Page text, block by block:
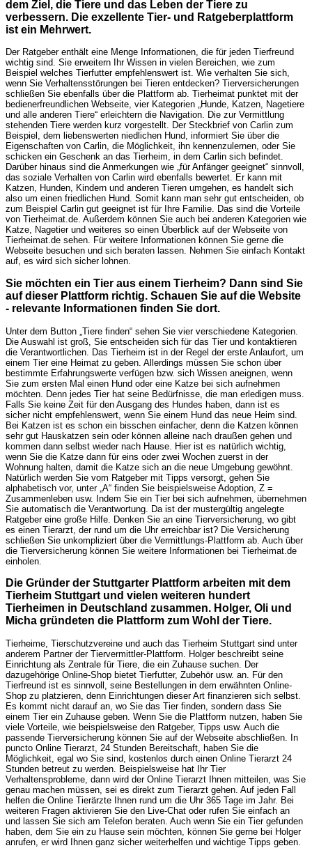
dem Ziel, die Tiere und das Leben der Tiere zu
verbessern. Die exzellente Tier- und Ratgeberplattform
ist ein Mehrwert.
Der Ratgeber enthält eine Menge Informationen, die für jeden Tierfreund
wichtig sind. Sie erweitern Ihr Wissen in vielen Bereichen, wie zum
Beispiel welches Tierfutter empfehlenswert ist. Wie verhalten Sie sich,
wenn Sie Verhaltensstörungen bei Tieren entdecken? Tierversicherungen
schließen Sie ebenfalls über die Plattform ab. Tierheimat punktet mit der
bedienerfreundlichen Webseite, vier Kategorien „Hunde, Katzen, Nagetiere
und alle anderen Tiere“ erleichtern die Navigation. Die zur Vermittlung
stehenden Tiere werden kurz vorgestellt. Der Steckbrief von Carlin zum
Beispiel, dem liebenswerten niedlichen Hund, informiert Sie über die
Eigenschaften von Carlin, die Möglichkeit, ihn kennenzulernen, oder Sie
schicken ein Geschenk an das Tierheim, in dem Carlin sich befindet.
Darüber hinaus sind die Anmerkungen wie „für Anfänger geeignet“ sinnvoll,
das soziale Verhalten von Carlin wird ebenfalls bewertet. Er kann mit
Katzen, Hunden, Kindern und anderen Tieren umgehen, es handelt sich
also um einen friedlichen Hund. Somit kann man sehr gut entscheiden, ob
zum Beispiel Carlin gut geeignet ist für Ihre Familie. Das sind die Vorteile
von Tierheimat.de. Außerdem können Sie auch bei anderen Kategorien wie
Katze, Nagetier und weiteres so einen Überblick auf der Webseite von
Tierheimat.de sehen. Für weitere Informationen können Sie gerne die
Webseite besuchen und sich beraten lassen. Nehmen Sie einfach Kontakt
auf, es wird sich sicher lohnen.
Sie möchten ein Tier aus einem Tierheim? Dann sind Sie
auf dieser Plattform richtig. Schauen Sie auf die Website
- relevante Informationen finden Sie dort.
Unter dem Button „Tiere finden“ sehen Sie vier verschiedene Kategorien.
Die Auswahl ist groß, Sie entscheiden sich für das Tier und kontaktieren
die Verantwortlichen. Das Tierheim ist in der Regel der erste Anlaufort, um
einem Tier eine Heimat zu geben. Allerdings müssen Sie schon über
bestimmte Erfahrungswerte verfügen bzw. sich Wissen aneignen, wenn
Sie zum ersten Mal einen Hund oder eine Katze bei sich aufnehmen
möchten. Denn jedes Tier hat seine Bedürfnisse, die man erledigen muss.
Falls Sie keine Zeit für den Ausgang des Hundes haben, dann ist es
sicher nicht empfehlenswert, wenn Sie einem Hund das neue Heim sind.
Bei Katzen ist es schon ein bisschen einfacher, denn die Katzen können
sehr gut Hauskatzen sein oder können alleine nach draußen gehen und
kommen dann selbst wieder nach Hause. Hier ist es natürlich wichtig,
wenn Sie die Katze dann für eins oder zwei Wochen zuerst in der
Wohnung halten, damit die Katze sich an die neue Umgebung gewöhnt.
Natürlich werden Sie vom Ratgeber mit Tipps versorgt, gehen Sie
alphabetisch vor, unter „A“ finden Sie beispielsweise Adoption, Z =
Zusammenleben usw. Indem Sie ein Tier bei sich aufnehmen, übernehmen
Sie automatisch die Verantwortung. Da ist der mustergültig angelegte
Ratgeber eine große Hilfe. Denken Sie an eine Tierversicherung, wo gibt
es einen Tierarzt, der rund um die Uhr erreichbar ist? Die Versicherung
schließen Sie unkompliziert über die Vermittlungs-Plattform ab. Auch über
die Tierversicherung können Sie weitere Informationen bei Tierheimat.de
einholen.
Die Gründer der Stuttgarter Plattform arbeiten mit dem
Tierheim Stuttgart und vielen weiteren hundert
Tierheimen in Deutschland zusammen. Holger, Oli und
Micha gründeten die Plattform zum Wohl der Tiere.
Tierheime, Tierschutzvereine und auch das Tierheim Stuttgart sind unter
anderem Partner der Tiervermittler-Plattform. Holger beschreibt seine
Einrichtung als Zentrale für Tiere, die ein Zuhause suchen. Der
dazugehörige Online-Shop bietet Tierfutter, Zubehör usw. an. Für den
Tierfreund ist es sinnvoll, seine Bestellungen in dem erwähnten Online-
Shop zu platzieren, denn Einrichtungen dieser Art finanzieren sich selbst.
Es kommt nicht darauf an, wo Sie das Tier finden, sondern dass Sie
einem Tier ein Zuhause geben. Wenn Sie die Plattform nutzen, haben Sie
viele Vorteile, wie beispielsweise den Ratgeber, Tipps usw. Auch die
passende Tierversicherung können Sie auf der Webseite abschließen. In
puncto Online Tierarzt, 24 Stunden Bereitschaft, haben Sie die
Möglichkeit, egal wo Sie sind, kostenlos durch einen Online Tierarzt 24
Stunden betreut zu werden. Beispielsweise hat Ihr Tier
Verhaltensprobleme, dann wird der Online Tierarzt Ihnen mitteilen, was Sie
genau machen müssen, sei es direkt zum Tierarzt gehen. Auf jeden Fall
helfen die Online Tierärzte Ihnen rund um die Uhr 365 Tage im Jahr. Bei
weiteren Fragen aktivieren Sie den Live-Chat oder rufen Sie einfach an
und lassen Sie sich am Telefon beraten. Auch wenn Sie ein Tier gefunden
haben, dem Sie ein zu Hause sein möchten, können Sie gerne bei Holger
anrufen, er wird Ihnen ganz sicher weiterhelfen und wichtige Tipps geben.